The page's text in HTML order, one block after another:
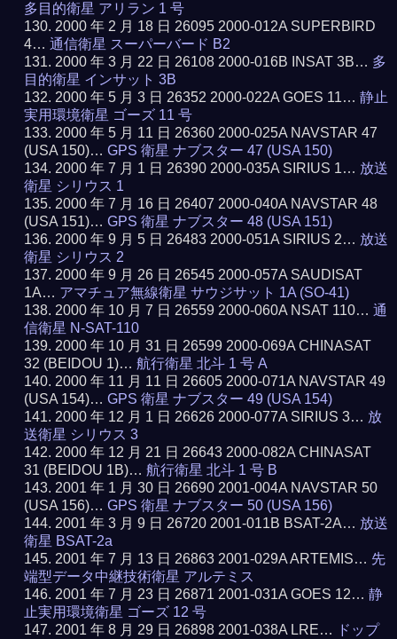
多目的衛星 アリラン 1 号
2000 年 2 月 18 日 26095 2000-012A SUPERBIRD
4…通信衛星 スーパーバード B2
2000 年 3 月 22 日 26108 2000-016B INSAT 3B… 多
目的衛星 インサット 3B
2000 年 5 月 3 日 26352 2000-022A GOES 11…静止
実用環境衛星 ゴーズ 11 号
2000 年 5 月 11 日 26360 2000-025A NAVSTAR 47
(USA 150)…GPS 衛星 ナブスター 47 (USA 150)
2000 年 7 月 1 日 26390 2000-035A SIRIUS 1… 放送
衛星 シリウス 1
2000 年 7 月 16 日 26407 2000-040A NAVSTAR 48
(USA 151)…GPS 衛星 ナブスター 48 (USA 151)
2000 年 9 月 5 日 26483 2000-051A SIRIUS 2… 放送
衛星 シリウス 2
2000 年 9 月 26 日 26545 2000-057A SAUDISAT
1A… アマチュア無線衛星 サウジサット 1A (SO-41)
2000 年 10 月 7 日 26559 2000-060A NSAT 110…通
信衛星 N-SAT-110
2000 年 10 月 31 日 26599 2000-069A CHINASAT
32 (BEIDOU 1)…航行衛星 北斗 1 号 A
2000 年 11 月 11 日 26605 2000-071A NAVSTAR 49
(USA 154)…GPS 衛星 ナブスター 49 (USA 154)
2000 年 12 月 1 日 26626 2000-077A SIRIUS 3… 放
送衛星 シリウス 3
2000 年 12 月 21 日 26643 2000-082A CHINASAT
31 (BEIDOU 1B)…航行衛星 北斗 1 号 B
2001 年 1 月 30 日 26690 2001-004A NAVSTAR 50
(USA 156)…GPS 衛星 ナブスター 50 (USA 156)
2001 年 3 月 9 日 26720 2001-011B BSAT-2A… 放送
衛星 BSAT-2a
2001 年 7 月 13 日 26863 2001-029A ARTEMIS… 先
端型データ中継技術衛星 アルテミス
2001 年 7 月 23 日 26871 2001-031A GOES 12…静
止実用環境衛星 ゴーズ 12 号
2001 年 8 月 29 日 26898 2001-038A LRE…
ドップ